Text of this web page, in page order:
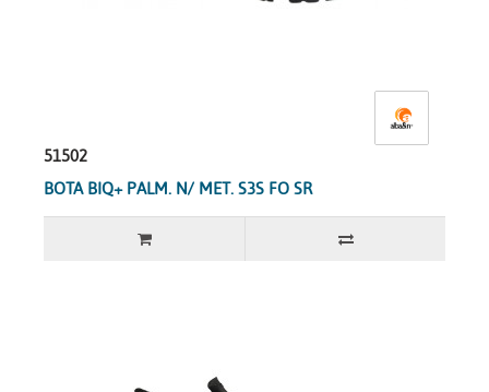
51502
BOTA BIQ+ PALM. N/ MET. S3S FO SR